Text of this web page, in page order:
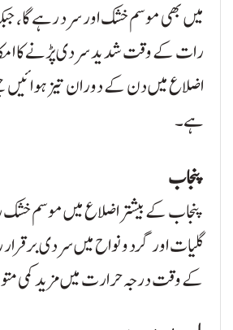
میں بھی موسم خشک اور سرد رہے گا،
رات کے وقت شدید سردی پڑنے کا
اضلاع میں دن کے دوران تیز ہوائیں
ہے۔
پنجاب
پنجاب کے بیشتر اضلاع میں موسم
گلیات اور گرد و نواح میں سردی
کے وقت درجہ حرارت میں مزید کمی